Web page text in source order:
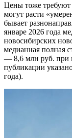
Цены тоже требуют
могут расти
бывает
январе 2026 года
новосибирских
медианная полная
— 8,6 млн руб. при
публикации
года).